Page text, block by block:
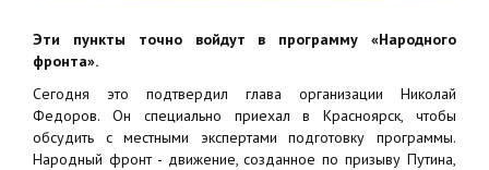
Эти пункты точно войдут в программу «Народного
фронта».
Сегодня это подтвердил глава организации Николай
Федоров. Он специально приехал в Красноярск, чтобы
обсудить с местными экспертами подготовку программы.
Народный фронт - движение, созданное по призыву Путина,